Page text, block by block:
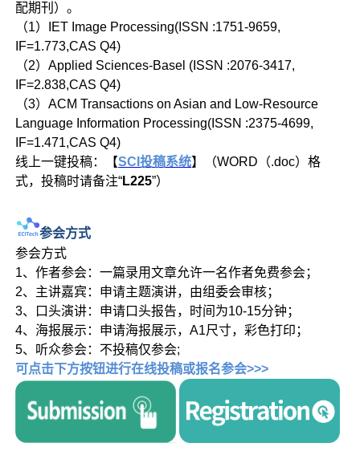
配期刊）。
（1）IET Image Processing(ISSN :1751-9659,
IF=1.773,CAS Q4)
（2）Applied Sciences-Basel (ISSN :2076-3417,
IF=2.838,CAS Q4)
（3）ACM Transactions on Asian and Low-Resource
Language Information Processing(ISSN :2375-4699,
IF=1.471,CAS Q4)
线上一键投稿：【SCI投稿系统】（WORD（.doc）格
式，投稿时请备注“L225”）
参会方式
参会方式
1、作者参会：一篇录用文章允许一名作者免费参会；
2、主讲嘉宾：申请主题演讲，由组委会审核；
3、口头演讲：申请口头报告，时间为10-15分钟；
4、海报展示：申请海报展示，A1尺寸，彩色打印；
5、听众参会：不投稿仅参会;
可点击下方按钮进行在线投稿或报名参会>>>